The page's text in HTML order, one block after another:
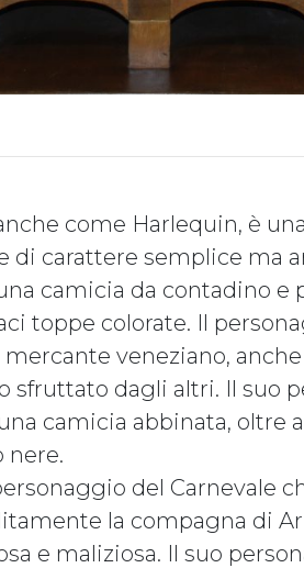
come Harlequin, è
di carattere semplice ma
camicia da contadino e
toppe colorate. Il
veneziano,
sfruttato dagli altri. Il suo
camicia abbinata, oltre
nere.
del Carnevale
la compagna di
e maliziosa. Il suo